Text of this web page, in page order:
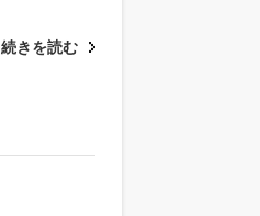
続きを読む